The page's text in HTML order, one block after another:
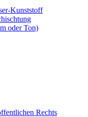
Kunststoff
oder Ton)
Rechts